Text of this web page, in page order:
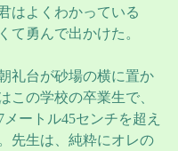
はよくわかっている
て勇んで出かけた。
礼台が砂場の横に置か
この学校の卒業生で、
ートル45センチを超え
先生は、純粋にオレの